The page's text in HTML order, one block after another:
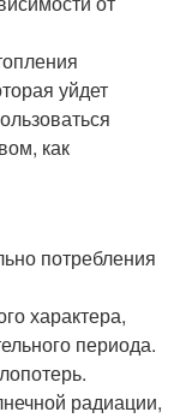
уйдет
как
потребления
характера,
периода.
радиации,